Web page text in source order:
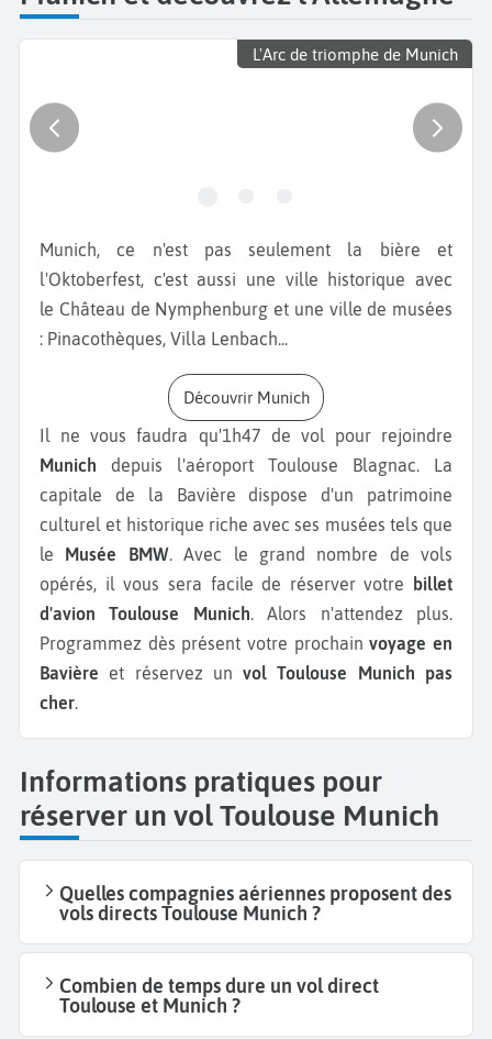
L'Arc de triomphe de Munich
Munich, ce n'est pas seulement la bière et
l'Oktoberfest, c'est aussi une ville historique avec
le Château de Nymphenburg et une ville de musées
: Pinacothèques, Villa Lenbach...
Découvrir Munich
Il ne vous faudra qu'1h47 de vol pour rejoindre
Munich depuis l'aéroport Toulouse Blagnac. La
capitale de la Bavière dispose d'un patrimoine
culturel et historique riche avec ses musées tels que
le
Musée BMW. Avec le grand nombre de vols
opérés, il vous sera facile de réserver votre
billet
d'avion Toulouse Munich. Alors n'attendez plus.
Programmez dès présent votre prochainvoyage en
Bavière et réservez unvol Toulouse Munich pas
cher.
Informations pratiques pour
réserver un vol Toulouse Munich
Quelles compagnies aériennes proposent des
vols directs Toulouse Munich ?
Combien de temps dure un vol direct
Toulouse et Munich ?